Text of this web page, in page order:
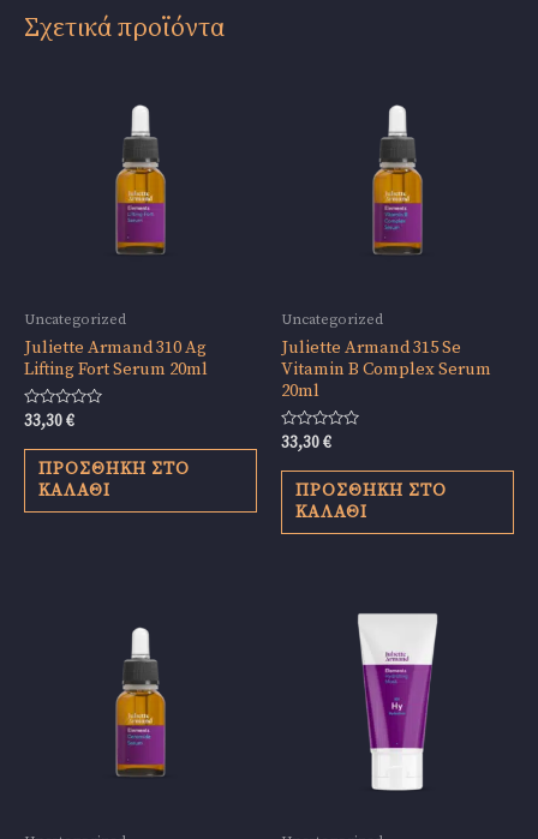
Σχετικά προϊόντα
Uncategorized
Juliette Armand 310 Ag
Lifting Fort Serum 20ml
Βαθμολογήθηκε
0
από
33,30€
ΠΡΟΣΘΉΚΗ ΣΤΟ
ΚΑΛΆΘΙ
Uncategorized
Juliette Armand 315 Se
Vitamin B Complex Serum
20ml
Βαθμολογήθηκε
0
από
33,30€
ΠΡΟΣΘΉΚΗ ΣΤΟ
ΚΑΛΆΘΙ